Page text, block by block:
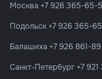
Москва +7 926 365-65-
Подольск +7 926 365-
Балашиха +7 926 861-
Санкт-Петербург +7